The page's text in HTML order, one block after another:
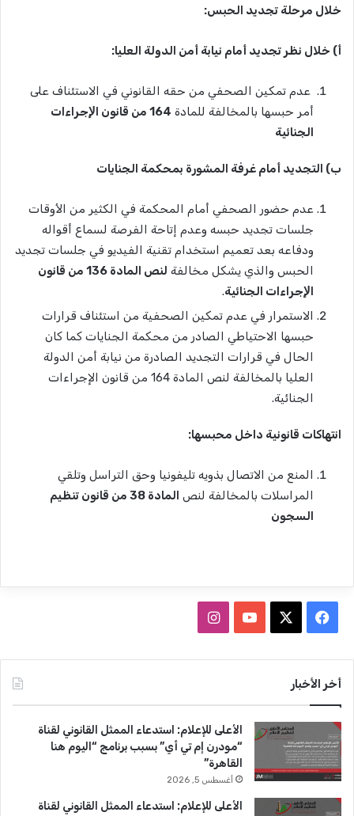
خلال مرحلة تجديد الحبس:
أ) خلال نظر تجديد أمام نيابة أمن الدولة العليا:
عدم تمكين الصحفي من حقه القانوني في الاستئناف على
أمر حبسها بالمخالفة للمادة
164 من قانون اﻹجراءات
الجنائية
ب) التجديد أمام غرفة المشورة بمحكمة الجنايات
عدم حضور الصحفي أمام المحكمة في الكثير من الأوقات
جلسات تجديد حبسه وعدم إتاحة الفرصة لسماع أقواله
ودفاعه بعد تعميم استخدام تقنية الفيديو في جلسات تجديد
الحبس والذي يشكل مخالفة
لنص المادة 136 من قانون
اﻹجراءات الجنائية.
الاستمرار في عدم تمكين الصحفية من استئناف قرارات
حبسها الاحتياطي الصادر من محكمة الجنايات كما كان
الحال في قرارات التجديد الصادرة من نيابة أمن الدولة
العليا بالمخالفة لنص المادة 164 من قانون الإجراءات
الجنائية.
انتهاكات قانونية داخل محبسها:
المنع من الاتصال بذويه تليفونيا وحق التراسل وتلقي
المراسلات بالمخالفة لنص
المادة 38 من قانون تنظيم
السجون
س
و
ك
T
u
b
ق
ا
أخر الأخبار
الأعلى للإعلام: استدعاء الممثل القانوني لقناة
“مودرن إم تي أي” بسبب برنامج “اليوم هنا
القاهرة”
أغسطس 5, 2026
الأعلى للإعلام: استدعاء الممثل القانوني لقناة